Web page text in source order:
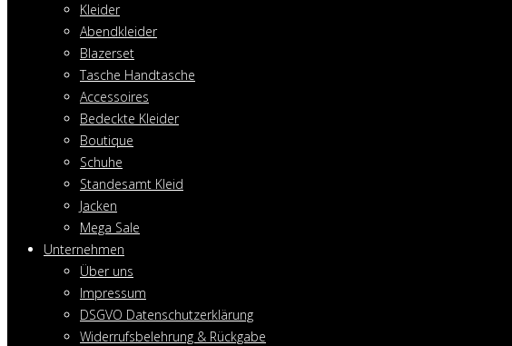
Kleider
Abendkleider
Blazerset
Tasche Handtasche
Accessoires
Bedeckte Kleider
Boutique
Schuhe
Standesamt Kleid
Jacken
Mega Sale
Unternehmen
Über uns
Impressum
DSGVO Datenschutzerklärung
Widerrufsbelehrung & Rückgabe